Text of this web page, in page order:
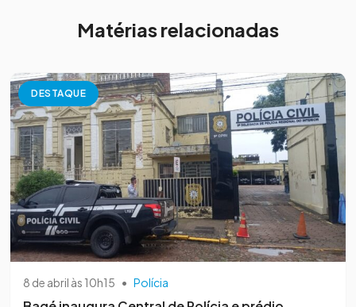
Matérias relacionadas
DESTAQUE
8 de abril às 10h15 • Polícia